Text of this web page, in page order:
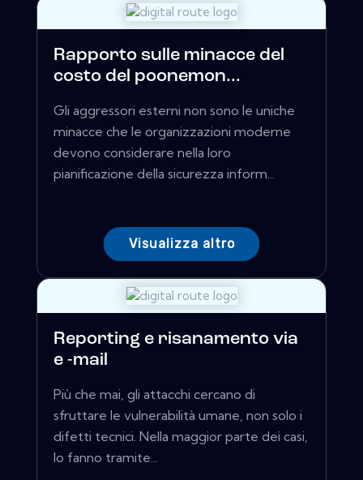
Rapporto sulle minacce del
costo del poonemon...
Gli aggressori esterni non sono le uniche
minacce che le organizzazioni moderne
devono considerare nella loro
pianificazione della sicurezza inform...
Visualizza altro
Reporting e risanamento via
e -mail
Più che mai, gli attacchi cercano di
sfruttare le vulnerabilità umane, non solo i
difetti tecnici. Nella maggior parte dei casi,
lo fanno tramite...